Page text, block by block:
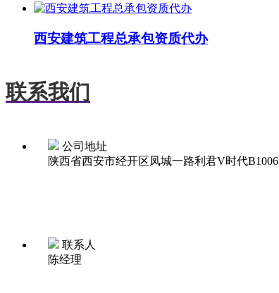
西安建筑工程总承包资质代办
联系我们
公司地址
陕西省西安市经开区凤城一路利君V时代B1006
联系人
陈经理